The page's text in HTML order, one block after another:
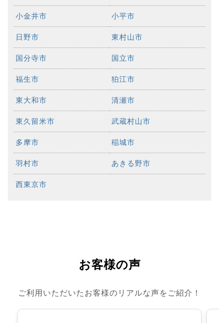
小金井市 小平市
日野市 東村山市
国分寺市 国立市
福生市 狛江市
東大和市 清瀬市
東久留米市 武蔵村山市
多摩市 稲城市
羽村市 あきる野市
西東京市
お客様の声
ご利用いただいたお客様のリアルな声をご紹介！